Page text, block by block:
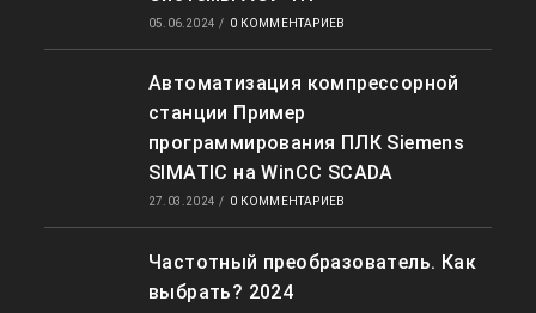
05.06.2024 / 0 КОММЕНТАРИЕВ
Автоматизация компрессорной
станции Пример
программирования ПЛК Siemens
SIMATIC на WinCC SCADA
27.03.2024 / 0 КОММЕНТАРИЕВ
Частотный преобразователь. Как
выбрать? 2024